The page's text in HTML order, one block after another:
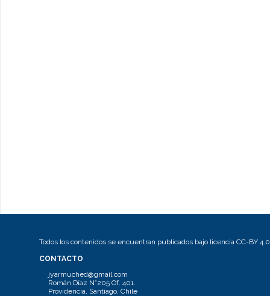
Todos los contenidos se encuentran publicados bajo licencia CC-BY 4.0
CONTACTO
jyarmuched@gmail.com
Román Díaz N°205 Of. 401.
Providencia, Santiago, Chile